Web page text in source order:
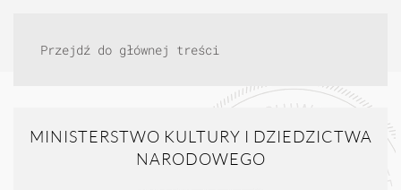
Przejdź do głównej treści
MINISTERSTWO KULTURY I DZIEDZICTWA
NARODOWEGO